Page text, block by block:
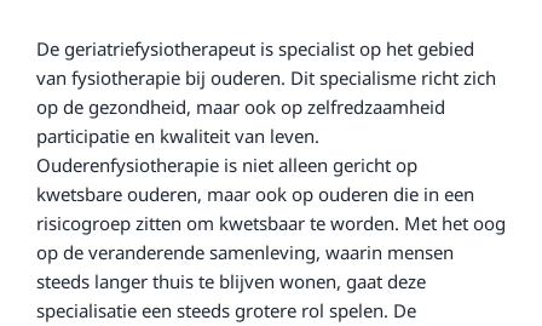
De geriatriefysiotherapeut is specialist op het gebied
van fysiotherapie bij ouderen. Dit specialisme richt zich
op de gezondheid, maar ook op zelfredzaamheid
participatie en kwaliteit van leven.
Ouderenfysiotherapie is niet alleen gericht op
kwetsbare ouderen, maar ook op ouderen die in een
risicogroep zitten om kwetsbaar te worden. Met het oog
op de veranderende samenleving, waarin mensen
steeds langer thuis te blijven wonen, gaat deze
specialisatie een steeds grotere rol spelen. De